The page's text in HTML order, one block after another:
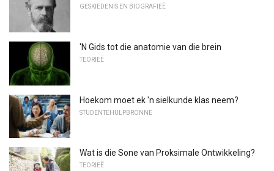
GESKIEDENIS EN BIOGRAFIEË
'N Gids tot die anatomie van die brein
TEORIEË
Hoekom moet ek 'n sielkunde klas neem?
STUDENTEHULPBRONNE
Wat is die Sone van Proksimale Ontwikkeling?
TEORIEË